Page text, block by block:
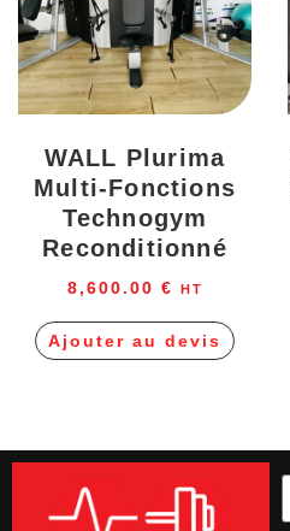
WALL Plurima
Multi-Fonctions
Technogym
Reconditionné
8,600.00 € HT
Ajouter au devis